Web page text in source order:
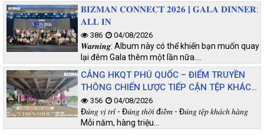
𝐁𝐈𝐙𝐌𝐀𝐍 𝐂𝐎𝐍𝐍𝐄𝐂𝐓 𝟐𝟎𝟐𝟔 | 𝐆𝐀𝐋𝐀 𝐃𝐈𝐍𝐍𝐄𝐑:
𝐀𝐋𝐋 𝐈𝐍
386 04/08/2026
𝑾𝒂𝒓𝒏𝒊𝒏𝒈: Album này có thể khiến bạn muốn quay
lại đêm Gala thêm một lần nữa.…
CẢNG HKQT PHÚ QUỐC – ĐIỂM TRUYỀN
THÔNG CHIẾN LƯỢC TIẾP CẬN TỆP KHÁCH
CHẤT LƯỢNG
356 04/08/2026
Đ𝑢́𝑛𝑔 𝑣𝑖̣ 𝑡𝑟𝑖́ - Đ𝑢́𝑛𝑔 𝑡ℎ𝑜̛̀𝑖 đ𝑖𝑒̂̉𝑚 - Đ𝑢́𝑛𝑔 𝑡𝑒̣̂𝑝 𝑘ℎ𝑎́𝑐ℎ ℎ𝑎̀𝑛𝑔
Mỗi năm, hàng triệu…